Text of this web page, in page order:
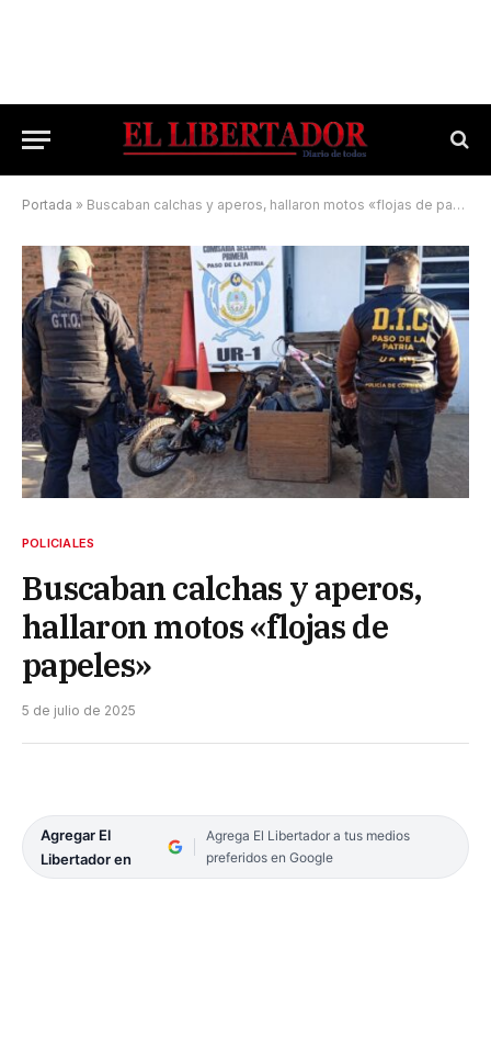
Portada » Buscaban calchas y aperos, hallaron motos «flojas de papeles»
POLICIALES
Buscaban calchas y aperos,
hallaron motos «flojas de
papeles»
5 de julio de 2025
Agregar El
Libertador en
Agrega El Libertador a tus medios
preferidos en Google